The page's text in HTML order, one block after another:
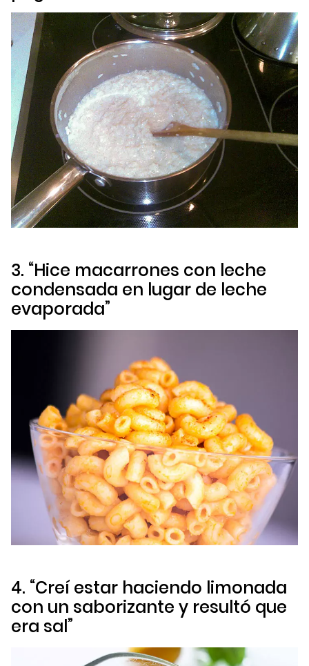
3. “Hice macarrones con leche
condensada en lugar de leche
evaporada”
4. “Creí estar haciendo limonada
con un saborizante y resultó que
era sal”